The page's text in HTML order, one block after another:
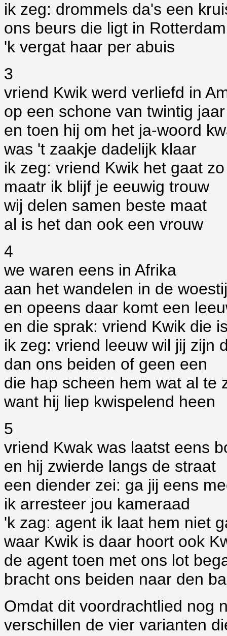
ik zeg: drommels da's een
ons beurs die ligt in Rotterdam
'k vergat haar per abuis
3
vriend Kwik werd verliefd in
op een schone van twintig jaar
en toen hij om het ja-woord
was 't zaakje dadelijk klaar
ik zeg: vriend Kwik het gaat
maatr ik blijf je eeuwig trouw
wij delen samen beste maat
al is het dan ook een vrouw
4
we waren eens in Afrika
aan het wandelen in de
en opeens daar komt een
en die sprak: vriend Kwik die
ik zeg: vriend leeuw wil jij zijn
dan ons beiden of geen een
die hap scheen hem wat al te
want hij liep kwispelend heen
5
vriend Kwak was laatst eens
en hij zwierde langs de straat
een diender zei: ga jij eens
ik arresteer jou kameraad
'k zag: agent ik laat hem niet
waar Kwik is daar hoort ook
de agent toen met ons lot
bracht ons beiden naar den
Omdat dit voordrachtlied nog
verschillen de vier varianten